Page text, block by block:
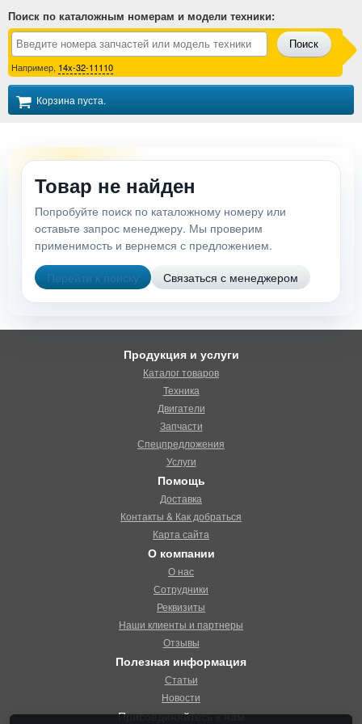
Поиск по каталожным номерам и модели техники:
Поиск
Например, 14x-32-11110
Корзина пуста.
Товар не найден
Попробуйте поиск по каталожному номеру или
оставьте запрос менеджеру. Мы проверим
применимость и вернемся с предложением.
Перейти к поиску
Связаться с менеджером
Продукция и услуги
Каталог товаров
Техника
Двигатели
Запчасти
Спецпредложения
Услуги
Помощь
Доставка
Контакты & Как добраться
Карта сайта
О компании
О нас
Сотрудники
Реквизиты
Наши клиенты и партнеры
Отзывы
Полезная информация
Статьи
Новости
Присоединяйтесь к нам